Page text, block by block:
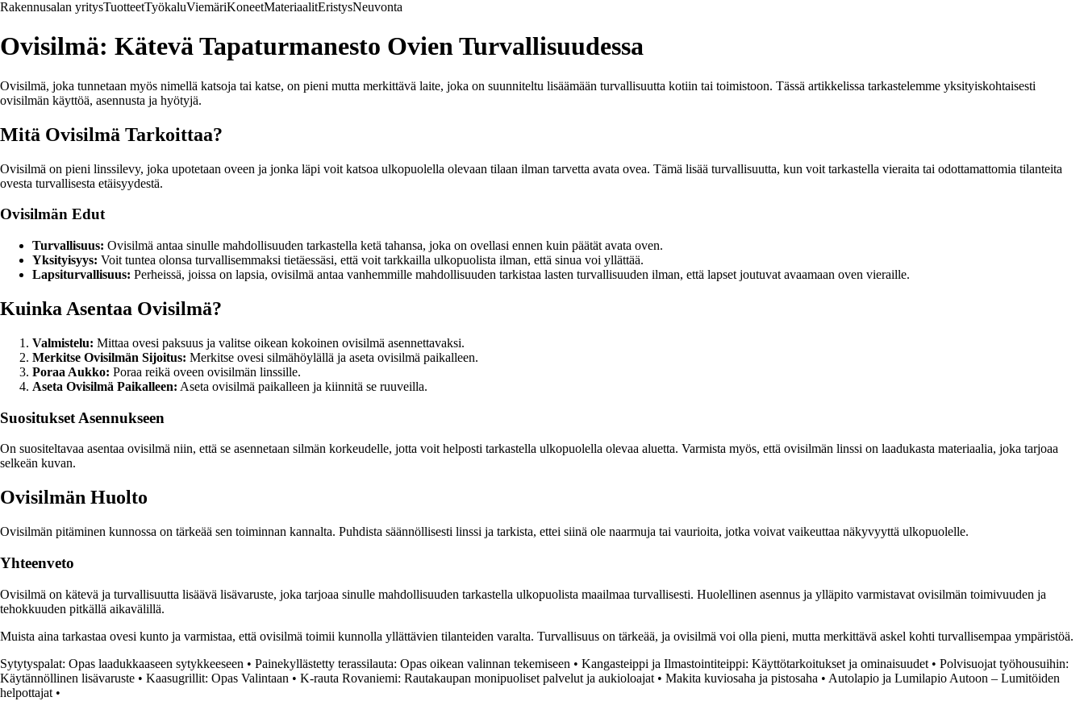
Rakennusalan yritysTuotteetTyökaluViemäriKoneetMateriaalitEristysNeuvonta
Ovisilmä: Kätevä Tapaturmanesto Ovien Turvallisuudessa
Ovisilmä, joka tunnetaan myös nimellä katsoja tai katse, on pieni mutta merkittävä laite, joka on suunniteltu lisäämään turvallisuutta kotiin tai toimistoon. Tässä artikkelissa tarkastelemme yksityiskohtaisesti
ovisilmän käyttöä, asennusta ja hyötyjä.
Mitä Ovisilmä Tarkoittaa?
Ovisilmä on pieni linssilevy, joka upotetaan oveen ja jonka läpi voit katsoa ulkopuolella olevaan tilaan ilman tarvetta avata ovea. Tämä lisää turvallisuutta, kun voit tarkastella vieraita tai odottamattomia tilanteita
ovesta turvallisesta etäisyydestä.
Ovisilmän Edut
Turvallisuus: Ovisilmä antaa sinulle mahdollisuuden tarkastella ketä tahansa, joka on ovellasi ennen kuin päätät avata oven.
Yksityisyys: Voit tuntea olonsa turvallisemmaksi tietäessäsi, että voit tarkkailla ulkopuolista ilman, että sinua voi yllättää.
Lapsiturvallisuus: Perheissä, joissa on lapsia, ovisilmä antaa vanhemmille mahdollisuuden tarkistaa lasten turvallisuuden ilman, että lapset joutuvat avaamaan oven vieraille.
Kuinka Asentaa Ovisilmä?
Valmistelu: Mittaa ovesi paksuus ja valitse oikean kokoinen ovisilmä asennettavaksi.
Merkitse Ovisilmän Sijoitus: Merkitse ovesi silmähöylällä ja aseta ovisilmä paikalleen.
Poraa Aukko: Poraa reikä oveen ovisilmän linssille.
Aseta Ovisilmä Paikalleen: Aseta ovisilmä paikalleen ja kiinnitä se ruuveilla.
Suositukset Asennukseen
On suositeltavaa asentaa ovisilmä niin, että se asennetaan silmän korkeudelle, jotta voit helposti tarkastella ulkopuolella olevaa aluetta. Varmista myös, että ovisilmän linssi on laadukasta materiaalia, joka tarjoaa
selkeän kuvan.
Ovisilmän Huolto
Ovisilmän pitäminen kunnossa on tärkeää sen toiminnan kannalta. Puhdista säännöllisesti linssi ja tarkista, ettei siinä ole naarmuja tai vaurioita, jotka voivat vaikeuttaa näkyvyyttä ulkopuolelle.
Yhteenveto
Ovisilmä on kätevä ja turvallisuutta lisäävä lisävaruste, joka tarjoaa sinulle mahdollisuuden tarkastella ulkopuolista maailmaa turvallisesti. Huolellinen asennus ja ylläpito varmistavat ovisilmän toimivuuden ja
tehokkuuden pitkällä aikavälillä.
Muista aina tarkastaa ovesi kunto ja varmistaa, että ovisilmä toimii kunnolla yllättävien tilanteiden varalta. Turvallisuus on tärkeää, ja ovisilmä voi olla pieni, mutta merkittävä askel kohti turvallisempaa ympäristöä.
Sytytyspalat: Opas laadukkaaseen sytykkeeseen • Painekyllästetty terassilauta: Opas oikean valinnan tekemiseen • Kangasteippi ja Ilmastointiteippi: Käyttötarkoitukset ja ominaisuudet • Polvisuojat työhousuihin:
Käytännöllinen lisävaruste • Kaasugrillit: Opas Valintaan • K-rauta Rovaniemi: Rautakaupan monipuoliset palvelut ja aukioloajat • Makita kuviosaha ja pistosaha • Autolapio ja Lumilapio Autoon – Lumitöiden
helpottajat •